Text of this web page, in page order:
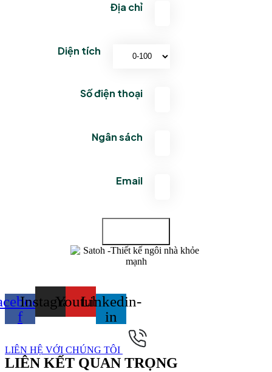
Địa chỉ
Diện tích
Số điện thoại
Ngân sách
Email
f
InstagramYoutubeLinkedin-
in
LIÊN HỆ VỚI CHÚNG TÔI
LIÊN KẾT QUAN TRỌNG